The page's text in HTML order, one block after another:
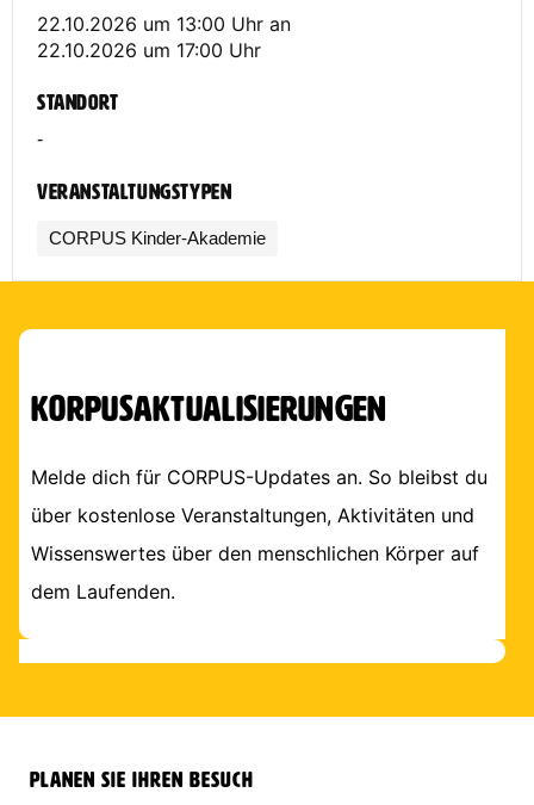
22.10.2026 um 13:00 Uhr an
22.10.2026 um 17:00 Uhr
Standort
-
Veranstaltungstypen
CORPUS Kinder-Akademie
Korpusaktualisierungen
Melde dich für CORPUS-Updates an. So bleibst du
über kostenlose Veranstaltungen, Aktivitäten und
Wissenswertes über den menschlichen Körper auf
dem Laufenden.
PLANEN SIE IHREN BESUCH